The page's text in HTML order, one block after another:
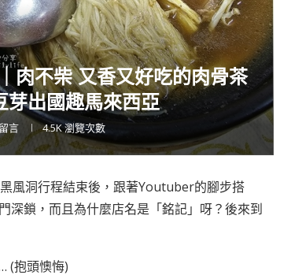
不柴 又香又好吃的肉骨茶
出國趣馬來西亞
言 4.5K瀏覽次數
黑風洞行程結束後，跟著Youtuber的腳步搭
深鎖，而且為什麼店名是「銘記」呀？後來到
(抱頭懊悔)